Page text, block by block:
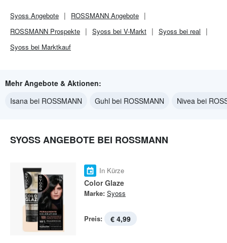
Syoss Angebote ROSSMANN Angebote
ROSSMANN Prospekte Syoss bei V-Markt
Syoss bei real
Syoss bei Marktkauf
Mehr Angebote & Aktionen:
Isana bei ROSSMANN
Guhl bei ROSSMANN Nivea bei
SYOSS ANGEBOTE BEI ROSSMANN
In Kürze
Color Glaze
Marke: Syoss
Preis: € 4,99